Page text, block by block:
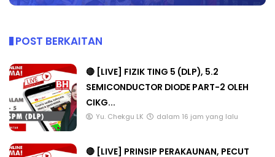
POST BERKAITAN
🔴 [LIVE] FIZIK TING 5 (DLP), 5.2
SEMICONDUCTOR DIODE PART-2 OLEH
CIKG...
Yu. Chekgu LK dalam 16 jam yang lalu
🔴 [LIVE] PRINSIP PERAKAUNAN, PECUT